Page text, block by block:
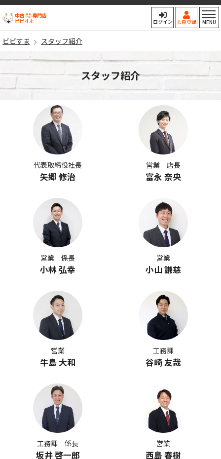
ログイン 会員登録 MENU
ビビすま スタッフ紹介
スタッフ紹介
代表取締役社長
矢郷 修治
営業 店長
富永 奈央
営業 係長
小林 弘幸
営業
小山 謙慈
営業
牛島 大和
工務課
谷崎 友哉
工務課 係長
坂井 啓一郎
営業
西島 春樹